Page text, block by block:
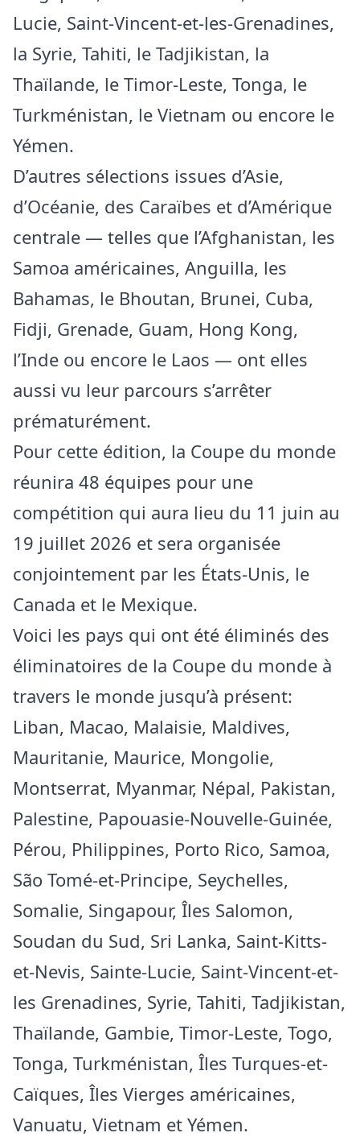
Lucie, Saint-Vincent-et-les-Grenadines,
la Syrie, Tahiti, le Tadjikistan, la
Thaïlande, le Timor-Leste, Tonga, le
Turkménistan, le Vietnam ou encore le
Yémen.
D’autres sélections issues d’Asie,
d’Océanie, des Caraïbes et d’Amérique
centrale — telles que l’Afghanistan, les
Samoa américaines, Anguilla, les
Bahamas, le Bhoutan, Brunei, Cuba,
Fidji, Grenade, Guam, Hong Kong,
l’Inde ou encore le Laos — ont elles
aussi vu leur parcours s’arrêter
prématurément.
Pour cette édition, la Coupe du monde
réunira 48 équipes pour une
compétition qui aura lieu du 11 juin au
19 juillet 2026 et sera organisée
conjointement par les États-Unis, le
Canada et le Mexique.
Voici les pays qui ont été éliminés des
éliminatoires de la Coupe du monde à
travers le monde jusqu’à présent:
Liban, Macao, Malaisie, Maldives,
Mauritanie, Maurice, Mongolie,
Montserrat, Myanmar, Népal, Pakistan,
Palestine, Papouasie-Nouvelle-Guinée,
Pérou, Philippines, Porto Rico, Samoa,
São Tomé-et-Principe, Seychelles,
Somalie, Singapour, Îles Salomon,
Soudan du Sud, Sri Lanka, Saint-Kitts-
et-Nevis, Sainte-Lucie, Saint-Vincent-et-
les Grenadines, Syrie, Tahiti, Tadjikistan,
Thaïlande, Gambie, Timor-Leste, Togo,
Tonga, Turkménistan, Îles Turques-et-
Caïques, Îles Vierges américaines,
Vanuatu, Vietnam et Yémen.